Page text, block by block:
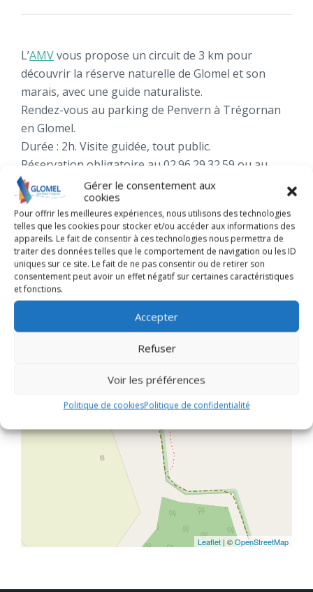
Gérer le consentement aux
cookies
Pour offrir les meilleures expériences, nous utilisons des technologies
telles que les cookies pour stocker et/ou accéder aux informations des
appareils. Le fait de consentir à ces technologies nous permettra de
traiter des données telles que le comportement de navigation ou les ID
uniques sur ce site. Le fait de ne pas consentir ou de retirer son
consentement peut avoir un effet négatif sur certaines caractéristiques
et fonctions.
Accepter
Refuser
Voir les préférences
Politique de cookiesPolitique de confidentialité
L’AMVvous propose un circuit de 3 km pour
découvrir la réserve naturelle de Glomel et son
marais, avec une guide naturaliste.
Rendez-vous au parking de Penvern à Trégornan
en Glomel.
Durée : 2h. Visite guidée, tout public.
Réservation obligatoire au 02.96.29.32.59 ou au
06.89.90.29.43
+
Leaflet | ©OpenStreetMap